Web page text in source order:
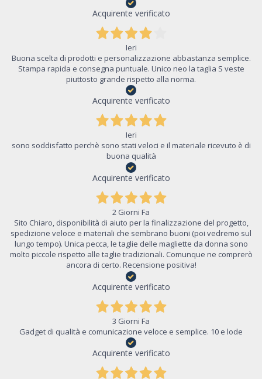
Acquirente verificato
Ieri
Buona scelta di prodotti e personalizzazione abbastanza semplice.
Stampa rapida e consegna puntuale. Unico neo la taglia S veste
piuttosto grande rispetto alla norma.
Acquirente verificato
Ieri
sono soddisfatto perchè sono stati veloci e il materiale ricevuto è di
buona qualità
Acquirente verificato
2 Giorni Fa
Sito Chiaro, disponibilità di aiuto per la finalizzazione del progetto,
spedizione veloce e materiali che sembrano buoni (poi vedremo sul
lungo tempo). Unica pecca, le taglie delle magliette da donna sono
molto piccole rispetto alle taglie tradizionali. Comunque ne comprerò
ancora di certo. Recensione positiva!
Acquirente verificato
3 Giorni Fa
Gadget di qualità e comunicazione veloce e semplice. 10 e lode
Acquirente verificato